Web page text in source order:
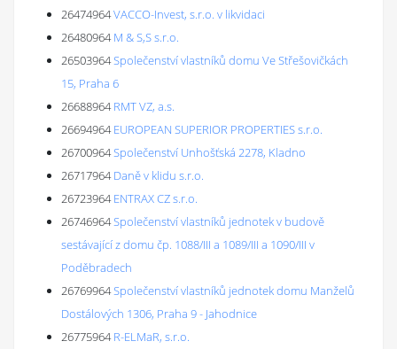
26474964VACCO-Invest, s.r.o. v likvidaci
26480964 M & S,S s.r.o.
26503964Společenství vlastníků domu Ve Střešovičkách
15, Praha 6
26688964 RMT VZ, a.s.
26694964 EUROPEAN SUPERIOR PROPERTIES s.r.o.
26700964Společenství Unhošťská 2278, Kladno
26717964 Daně v klidu s.r.o.
26723964 ENTRAX CZ s.r.o.
26746964Společenství vlastníků jednotek v budově
sestávající z domu čp. 1088/III a 1089/III a 1090/III v
Poděbradech
26769964Společenství vlastníků jednotek domu Manželů
Dostálových 1306, Praha 9 - Jahodnice
26775964 R-ELMaR, s.r.o.